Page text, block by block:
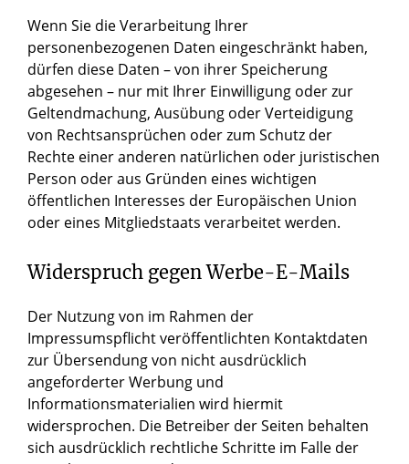
Wenn Sie die Verarbeitung Ihrer
personenbezogenen Daten eingeschränkt haben,
dürfen diese Daten – von ihrer Speicherung
abgesehen – nur mit Ihrer Einwilligung oder zur
Geltendmachung, Ausübung oder Verteidigung
von Rechtsansprüchen oder zum Schutz der
Rechte einer anderen natürlichen oder juristischen
Person oder aus Gründen eines wichtigen
öffentlichen Interesses der Europäischen Union
oder eines Mitgliedstaats verarbeitet werden.
Widerspruch gegen Werbe-E-Mails
Der Nutzung von im Rahmen der
Impressumspflicht veröffentlichten Kontaktdaten
zur Übersendung von nicht ausdrücklich
angeforderter Werbung und
Informationsmaterialien wird hiermit
widersprochen. Die Betreiber der Seiten behalten
sich ausdrücklich rechtliche Schritte im Falle der